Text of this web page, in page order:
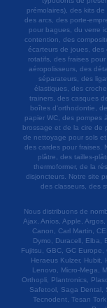
prémolaires), des kits
des arcs, des porte-
pour bagues, du verre
contention, des
écarteurs de joues, des
rotatifs, des fraises
aéropolisseurs, des
séparateurs, des
élastiques, des
trainers, des casques
boîtes d'orthodontie,
papier WC, des pompes
brossage et de la cire de
de nettoyage pour sols
des cardes pour fraises.
plâtre, des tailles-
thermoformer, de la
disjoncteurs. Notre site
des classeurs, des
Nous distribuons de
Ajax, Anios, Apple,
Canon, Carl Martin,
Dymo, Duracell, Elba,
Fujitsu, GBC, GC Europe,
Heraeus Kulzer, Hubit,
Lenovo, Micro-Mega,
Orthopli, Plantronics,
Safetool, Saga Dental,
Tecnodent, Tesan